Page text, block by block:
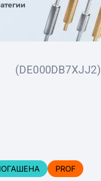
(DE000DB7XJJ2)
PROF